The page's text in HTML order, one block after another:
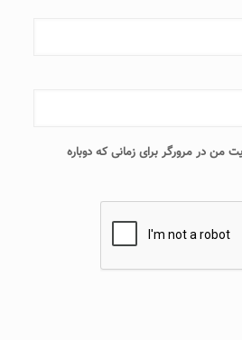
من در مرورگر برای زمانی که دوباره